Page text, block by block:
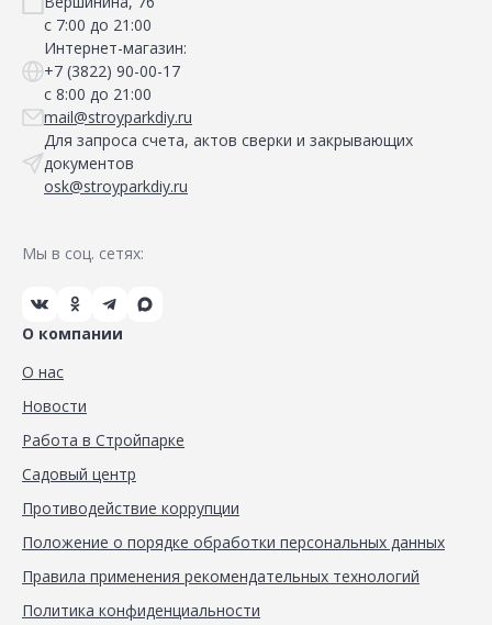
с 7:00 до 21:00
Интернет-магазин:
+7 (3822) 90-00-17
с 8:00 до 21:00
mail@stroyparkdiy.ru
Для запроса счета, актов сверки и закрывающих
документов
osk@stroyparkdiy.ru
Мы в соц. сетях:
О компании
О нас
Новости
Работа в Стройпарке
Садовый центр
Противодействие коррупции
Положение о порядке обработки персональных данных
Правила применения рекомендательных технологий
Политика конфиденциальности